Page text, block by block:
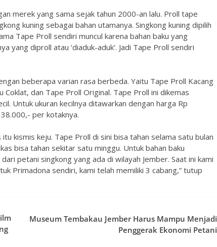
merek yang sama sejak tahun 2000-an lalu. Proll tape
kuning sebagai bahan utamanya. Singkong kuning dipilih
Tape Proll sendiri muncul karena bahan baku yang
yang diproll atau ‘diaduk-aduk’. Jadi Tape Proll sendiri
beberapa varian rasa berbeda. Yaitu Tape Proll Kacang
dan Tape Proll Original. Tape Proll ini dikemas
Untuk ukuran kecilnya ditawarkan dengan harga Rp
per kotaknya.
kismis keju. Tape Proll di sini bisa tahan selama satu bulan
bisa tahan sekitar satu minggu. Untuk bahan baku
petani singkong yang ada di wilayah Jember. Saat ini kami
Primadona sendiri, kami telah memiliki 3 cabang,” tutup
Museum Tembakau Jember Harus Mampu Menjadi
Penggerak Ekonomi Petani